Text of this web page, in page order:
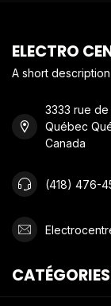
ELECTRO
A short description
3333 rue
Québec
Canada
(418) 476-
CATÉGORIES